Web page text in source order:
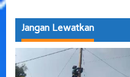
Jangan Lewatkan